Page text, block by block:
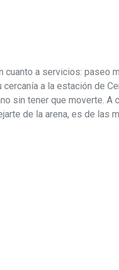
cuanto a servicios: paseo
a la estación de
sin tener que moverte. A
de la arena, es de las